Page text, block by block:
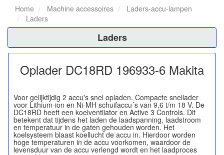
Home Machine accessoires
Laders-accu-lampen
Laders
Laders
Oplader DC18RD 196933-6 Makita
Voor gelijktijdig 2 accu's snel opladen. Compacte snellader
voor Lithium-ion en Ni-MH schuifaccu´s van 9,6 t/m 18 V. De
DC18RD heeft een koelventilator en Active 3 Controls. Dit
betekent dat tijdens het laden de laadspanning, laadstroom
en temperatuur in de gaten gehouden worden. Het
koelsysteem blaast koellucht de accu in. Hierdoor worden
hoge temperaturen in de accu voorkomen, waardoor de
levensduur van de accu verlengd wordt en het laadproces